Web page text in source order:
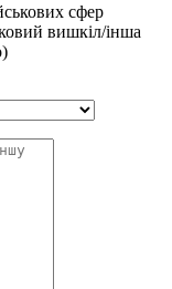
сфер
вишкіл/інша